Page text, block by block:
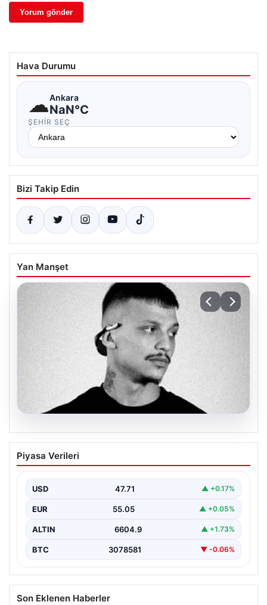
Hava Durumu
☁Ankara
NaN°C
ŞEHIR SEÇ
Bizi Takip Edin
Yan Manşet
Klibinde silah kullanan rapçi Yuşa
Keskin ile 3 şüpheli adli kontrol ile
Piyasa Verileri
USD 47.71 ▲ +0.17%
EUR 55.05 ▲ +0.05%
ALTIN 6604.9 ▲ +1.73%
BTC 3078581 ▼ -0.06%
Son Eklenen Haberler